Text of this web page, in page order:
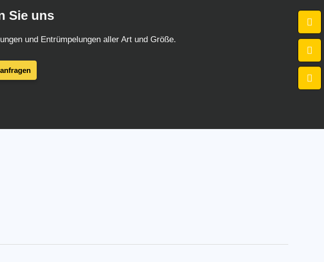
Sie uns
und Entrümpelungen aller Art und Größe.